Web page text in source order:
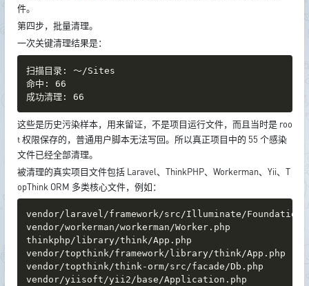
件。
第四步，批量清理。
一次关键清理结果是：
扫描目录: ～/Sites
命中: 66
成功清理: 66
这些是历史污染样本，用来留证，不是项目运行文件，而且当时是 roo
t 权限保存的，普通用户脚本无法写回。所以真正项目中的 55 个感染
文件已经全部清理。
被清理的真实项目文件包括 Laravel、ThinkPHP、Workerman、Yii、T
opThink ORM 多类核心文件，例如：
vendor/laravel/framework/src/Illuminate/
vendor/workerman/workerman/Worker.php
thinkphp/library/think/App.php
vendor/topthink/framework/library/think/App.php
vendor/topthink/think-orm/src/facade/Db.php
vendor/yiisoft/yii2/base/Application.php